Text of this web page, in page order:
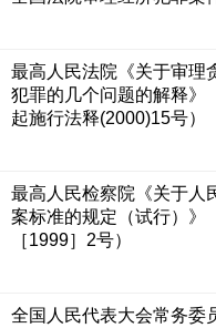
最高人民法院《关于审理
犯罪的几个问题的解释》
起施行法释(2000)15号）
最高人民检察院《关于人
案标准的规定（试行）》
［1999］2号）
全国人民代表大会常务委